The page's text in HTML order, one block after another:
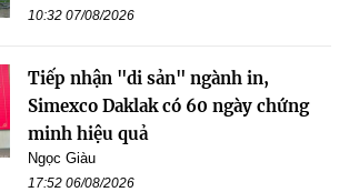
10:32 07/08/2026
Tiếp nhận "di sản" ngành in,
Simexco Daklak có 60 ngày chứng
minh hiệu quả
Ngọc Giàu
17:52 06/08/2026